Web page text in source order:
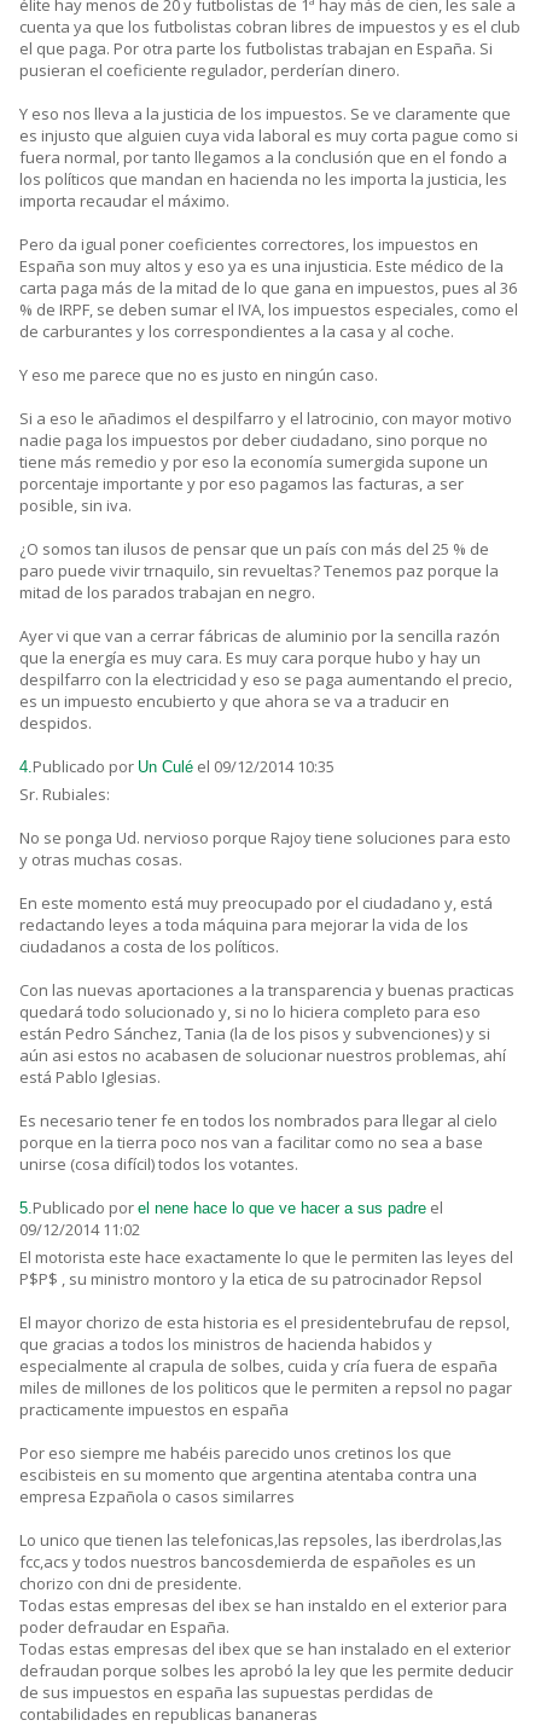
élite hay menos de 20 y futbolistas de 1ª hay más de cien, les sale a
cuenta ya que los futbolistas cobran libres de impuestos y es el club
el que paga. Por otra parte los futbolistas trabajan en España. Si
pusieran el coeficiente regulador, perderían dinero.
Y eso nos lleva a la justicia de los impuestos. Se ve claramente que
es injusto que alguien cuya vida laboral es muy corta pague como si
fuera normal, por tanto llegamos a la conclusión que en el fondo a
los políticos que mandan en hacienda no les importa la justicia, les
importa recaudar el máximo.
Pero da igual poner coeficientes correctores, los impuestos en
España son muy altos y eso ya es una injusticia. Este médico de la
carta paga más de la mitad de lo que gana en impuestos, pues al 36
% de IRPF, se deben sumar el IVA, los impuestos especiales, como el
de carburantes y los correspondientes a la casa y al coche.
Y eso me parece que no es justo en ningún caso.
Si a eso le añadimos el despilfarro y el latrocinio, con mayor motivo
nadie paga los impuestos por deber ciudadano, sino porque no
tiene más remedio y por eso la economía sumergida supone un
porcentaje importante y por eso pagamos las facturas, a ser
posible, sin iva.
¿O somos tan ilusos de pensar que un país con más del 25 % de
paro puede vivir trnaquilo, sin revueltas? Tenemos paz porque la
mitad de los parados trabajan en negro.
Ayer vi que van a cerrar fábricas de aluminio por la sencilla razón
que la energía es muy cara. Es muy cara porque hubo y hay un
despilfarro con la electricidad y eso se paga aumentando el precio,
es un impuesto encubierto y que ahora se va a traducir en
despidos.
4. Publicado por Un Culé el 09/12/2014 10:35
Sr. Rubiales:
No se ponga Ud. nervioso porque Rajoy tiene soluciones para esto
y otras muchas cosas.
En este momento está muy preocupado por el ciudadano y, está
redactando leyes a toda máquina para mejorar la vida de los
ciudadanos a costa de los políticos.
Con las nuevas aportaciones a la transparencia y buenas practicas
quedará todo solucionado y, si no lo hiciera completo para eso
están Pedro Sánchez, Tania (la de los pisos y subvenciones) y si
aún asi estos no acabasen de solucionar nuestros problemas, ahí
está Pablo Iglesias.
Es necesario tener fe en todos los nombrados para llegar al cielo
porque en la tierra poco nos van a facilitar como no sea a base
unirse (cosa difícil) todos los votantes.
5. Publicado por el nene hace lo que ve hacer a sus padre el
09/12/2014 11:02
El motorista este hace exactamente lo que le permiten las leyes del
P$P$ , su ministro montoro y la etica de su patrocinador Repsol
El mayor chorizo de esta historia es el presidentebrufau de repsol,
que gracias a todos los ministros de hacienda habidos y
especialmente al crapula de solbes, cuida y cría fuera de españa
miles de millones de los politicos que le permiten a repsol no pagar
practicamente impuestos en españa
Por eso siempre me habéis parecido unos cretinos los que
escibisteis en su momento que argentina atentaba contra una
empresa Ezpañola o casos similarres
Lo unico que tienen las telefonicas,las repsoles, las iberdrolas,las
fcc,acs y todos nuestros bancosdemierda de españoles es un
chorizo con dni de presidente.
Todas estas empresas del ibex se han instaldo en el exterior para
poder defraudar en España.
Todas estas empresas del ibex que se han instalado en el exterior
defraudan porque solbes les aprobó la ley que les permite deducir
de sus impuestos en españa las supuestas perdidas de
contabilidades en republicas bananeras